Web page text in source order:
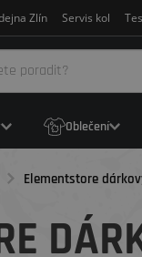
Zlín Servis kol
Oblečení
Elementstore